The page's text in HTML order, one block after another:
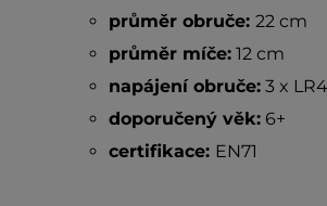
průměr obruče: 22 cm
průměr míče:12 cm
napájení obruče:3 x
doporučený věk:6+
certifikace: EN71